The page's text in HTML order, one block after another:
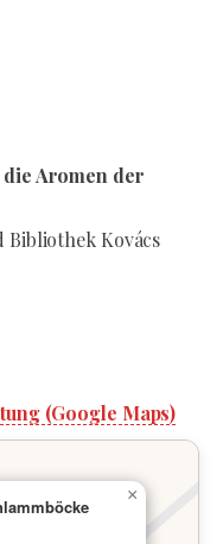
Aromen der
Kovács
(Google Maps)
×